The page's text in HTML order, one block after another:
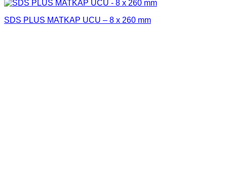
SDS PLUS MATKAP UCU – 8 x 260 mm